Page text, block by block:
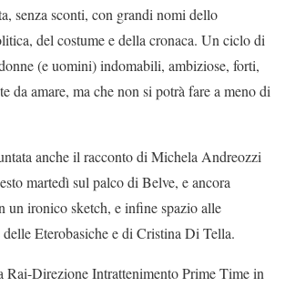
senza sconti, con grandi nomi dello
del costume e della cronaca. Un ciclo di
(e uomini) indomabili, ambiziose, forti,
da amare, ma che non si potrà fare a meno di
anche il racconto di Michela Andreozzi
martedì sul palco di Belve, e ancora
un ironico sketch, e infine spazio alle
Eterobasiche e di Cristina Di Tella.
Rai-Direzione Intrattenimento Prime Time in